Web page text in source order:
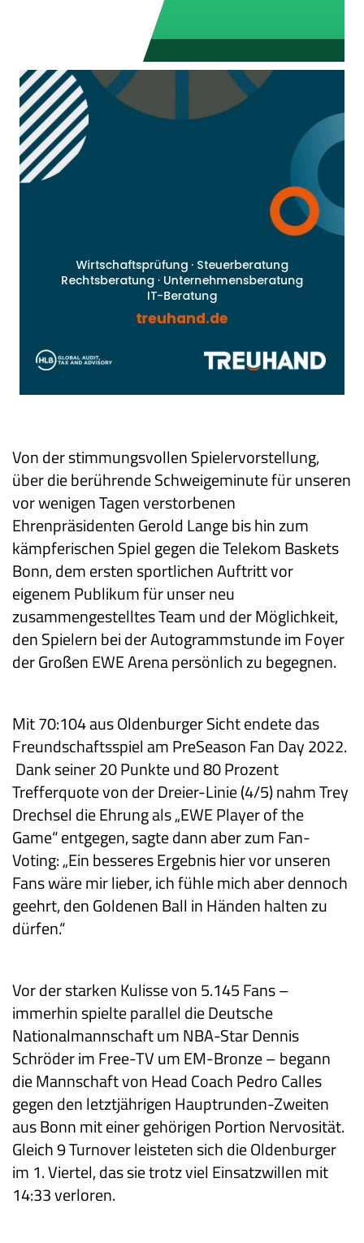
Von der stimmungsvollen Spielervorstellung,
über die berührende Schweigeminute für unseren
vor wenigen Tagen verstorbenen
Ehrenpräsidenten Gerold Lange bis hin zum
kämpferischen Spiel gegen die Telekom Baskets
Bonn, dem ersten sportlichen Auftritt vor
eigenem Publikum für unser neu
zusammengestelltes Team und der Möglichkeit,
den Spielern bei der Autogrammstunde im Foyer
der Großen EWE Arena persönlich zu begegnen.
Mit 70:104 aus Oldenburger Sicht endete das
Freundschaftsspiel am PreSeason Fan Day 2022.
Dank seiner 20 Punkte und 80 Prozent
Trefferquote von der Dreier-Linie (4/5) nahm Trey
Drechsel die Ehrung als „EWE Player of the
Game“ entgegen, sagte dann aber zum Fan-
Voting: „Ein besseres Ergebnis hier vor unseren
Fans wäre mir lieber, ich fühle mich aber dennoch
geehrt, den Goldenen Ball in Händen halten zu
dürfen.“
Vor der starken Kulisse von 5.145 Fans –
immerhin spielte parallel die Deutsche
Nationalmannschaft um NBA-Star Dennis
Schröder im Free-TV um EM-Bronze – begann
die Mannschaft von Head Coach Pedro Calles
gegen den letztjährigen Hauptrunden-Zweiten
aus Bonn mit einer gehörigen Portion Nervosität.
Gleich 9 Turnover leisteten sich die Oldenburger
im 1. Viertel, das sie trotz viel Einsatzwillen mit
14:33 verloren.